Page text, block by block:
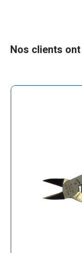
Nos clients